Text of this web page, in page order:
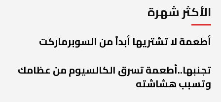
الأكثر شهرة
أطعمة لا تشتريها أبداً من السوبرماركت
تجنبها..أطعمة تسرق الكالسيوم من عظامك
وتسبب هشاشته